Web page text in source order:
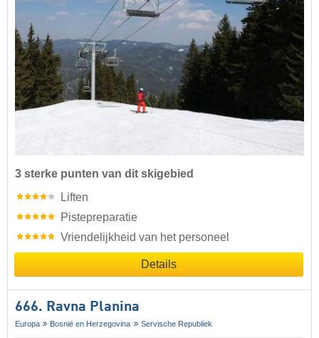
3 sterke punten van dit skigebied
Liften
Pistepreparatie
Vriendelijkheid van het personeel
Details
666. Ravna Planina
Europa Bosnië en Herzegovina Servische Republiek